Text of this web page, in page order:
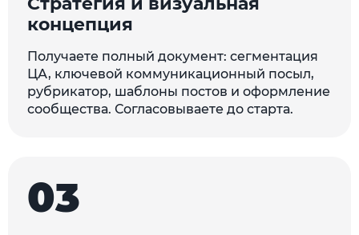
концепция
Получаете полный документ: сегментация
ЦА, ключевой коммуникационный посыл,
рубрикатор, шаблоны постов и оформление
сообщества. Согласовываете до старта.
03